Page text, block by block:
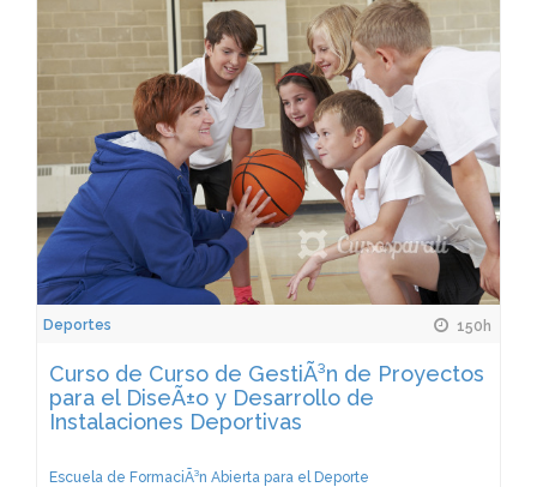
Deportes 150h
Curso de Curso de GestiÃ³n de Proyectos
para el DiseÃ±o y Desarrollo de
Instalaciones Deportivas
Escuela de FormaciÃ³n Abierta para el Deporte